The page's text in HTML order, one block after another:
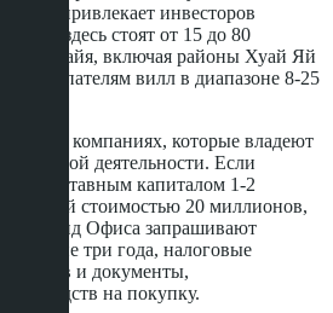
привлекает инвесторов
виллы здесь стоят от 15 до 80
Паттайя, включая районы Хуай Яй
покупателям вилл в диапазоне 8-25
на компаниях, которые владеют
деятельности. Если
с уставным капиталом 1-2
виллой стоимостью 20 миллионов,
Лэнд Офиса запрашивают
три года, налоговые
и документы,
средств на покупку.